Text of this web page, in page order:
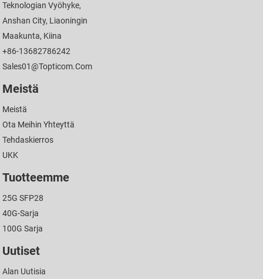
Teknologian Vyöhyke,
Anshan City, Liaoningin
Maakunta, Kiina
+86-13682786242
Sales01@topticom.com
Meistä
Meistä
Ota Meihin Yhteyttä
Tehdaskierros
UKK
Tuotteemme
25G SFP28
40G-Sarja
100G Sarja
Uutiset
Alan Uutisia